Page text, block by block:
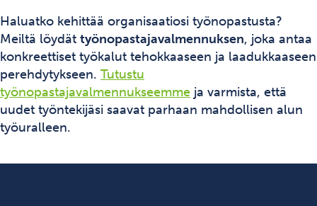
Haluatko kehittää organisaatiosi työnopastusta?
Meiltä löydät työnopastajavalmennuksen, joka antaa
konkreettiset työkalut tehokkaaseen ja laadukkaaseen
perehdytykseen. Tutustu
työnopastajavalmennukseemme ja varmista, että
uudet työntekijäsi saavat parhaan mahdollisen alun
työuralleen.